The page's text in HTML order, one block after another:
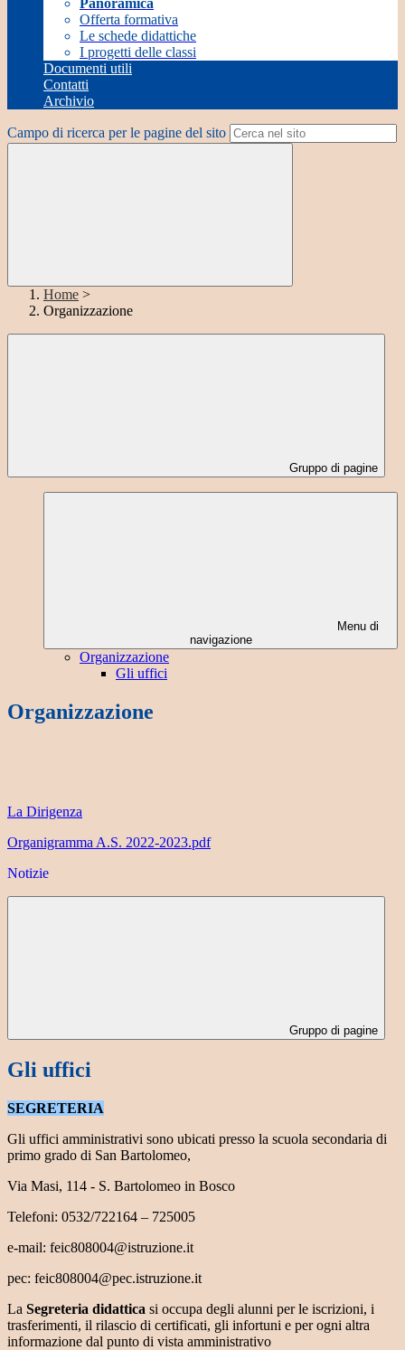
Panoramica
Offerta formativa
Le schede didattiche
I progetti delle classi
Documenti utili
Contatti
Archivio
Campo di ricerca per le pagine del sito
Home >
Organizzazione
Gruppo di pagine
Menu di
navigazione
Organizzazione
Gli uffici
Organizzazione
La Dirigenza
Organigramma A.S. 2022-2023.pdf
Notizie
Gruppo di pagine
Gli uffici
SEGRETERIA
Gli uffici amministrativi sono ubicati presso la scuola secondaria di
primo grado di San Bartolomeo,
Via Masi, 114 - S. Bartolomeo in Bosco
Telefoni: 0532/722164 – 725005
e-mail: feic808004@istruzione.it
pec: feic808004@pec.istruzione.it
La Segreteria didattica si occupa degli alunni per le iscrizioni, i
trasferimenti, il rilascio di certificati, gli infortuni e per ogni altra
informazione dal punto di vista amministrativo